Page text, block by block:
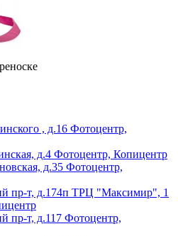
, д.16 Фотоцентр,
д.4 Фотоцентр, Копицентр
д.35 Фотоцентр,
пр-т, д.174п ТРЦ "Максимир", 1
пр-т, д.117 Фотоцентр,